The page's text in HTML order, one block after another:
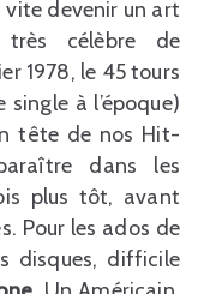
devenir un art
célèbre de
1978, le 45 tours
à l’époque)
tête de nos Hit-
dans les
plus tôt, avant
Pour les ados de
disques, difficile